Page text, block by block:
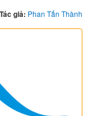
Tác giả: Phan Tấn Thành